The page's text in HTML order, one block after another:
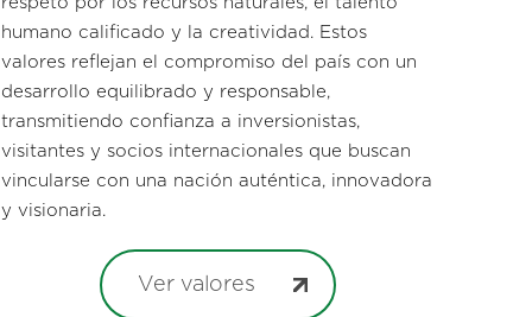
humano calificado y la creatividad. Estos
valores reflejan el compromiso del país con un
desarrollo equilibrado y responsable,
transmitiendo confianza a inversionistas,
visitantes y socios internacionales que buscan
vincularse con una nación auténtica, innovadora
y visionaria.
Ver valores